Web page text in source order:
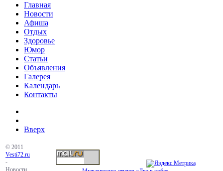
Главная
Новости
Афиша
Отдых
Здоровье
Юмор
Статьи
Объявления
Галерея
Календарь
Контакты
Вверх
© 2011
Vesti72.ru
-